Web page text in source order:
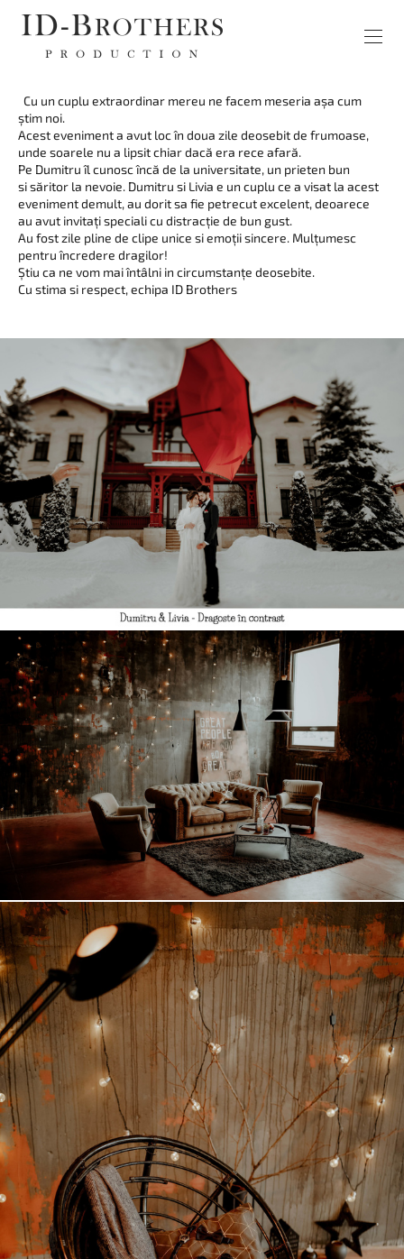
Cu un cuplu extraordinar mereu ne facem meseria аșa cum
știm noi.
Acest eveniment a avut loc în doua zile deosebit de frumoase,
unde soarele nu a lipsit chiar dacă era rece afară.
Pe Dumitru îl cunosc încă de la universitate, un prieten bun
si săritor la nevoie. Dumitru si Livia e un cuplu ce a visat la acest
eveniment demult, au dorit sa fie petrecut excelent, deoarece
au avut invitați speciali cu distracție de bun gust.
Au fost zile pline de clipe unice si emoții sincere. Mulțumesc
pentru încredere dragilor!
Știu ca ne vom mai întâlni in circumstanțe deosebite.
Cu stima si respect, echipa ID Brothers